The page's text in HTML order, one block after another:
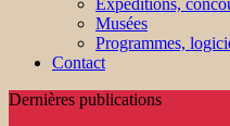
Expéditions,
Musées
Programmes,
Contact
Dernières publications